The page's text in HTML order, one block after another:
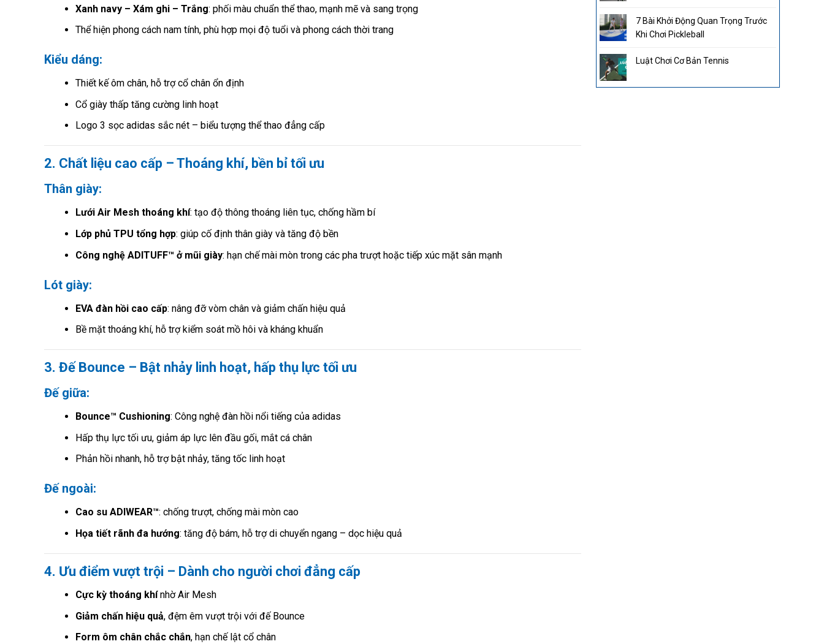
7 Bài Khởi Động Quan Trọng Trước
Khi Chơi Pickleball
Luật Chơi Cơ Bản Tennis
Xanh navy – Xám ghi – Trắng: phối màu chuẩn thể thao, mạnh mẽ và sang trọng
Thể hiện phong cách nam tính, phù hợp mọi độ tuổi và phong cách thời trang
Kiểu dáng:
Thiết kế ôm chân, hỗ trợ cổ chân ổn định
Cổ giày thấp tăng cường linh hoạt
Logo 3 sọc adidas sắc nét – biểu tượng thể thao đẳng cấp
2. Chất liệu cao cấp – Thoáng khí, bền bỉ tối ưu
Thân giày:
Lưới Air Mesh thoáng khí: tạo độ thông thoáng liên tục, chống hầm bí
Lớp phủ TPU tổng hợp: giúp cố định thân giày và tăng độ bền
Công nghệ ADITUFF™ ở mũi giày: hạn chế mài mòn trong các pha trượt hoặc tiếp xúc mặt sân mạnh
Lót giày:
EVA đàn hồi cao cấp: nâng đỡ vòm chân và giảm chấn hiệu quả
Bề mặt thoáng khí, hỗ trợ kiểm soát mồ hôi và kháng khuẩn
3. Đế Bounce – Bật nhảy linh hoạt, hấp thụ lực tối ưu
Đế giữa:
Bounce™ Cushioning: Công nghệ đàn hồi nổi tiếng của adidas
Hấp thụ lực tối ưu, giảm áp lực lên đầu gối, mắt cá chân
Phản hồi nhanh, hỗ trợ bật nhảy, tăng tốc linh hoạt
Đế ngoài:
Cao su ADIWEAR™: chống trượt, chống mài mòn cao
Họa tiết rãnh đa hướng: tăng độ bám, hỗ trợ di chuyển ngang – dọc hiệu quả
4. Ưu điểm vượt trội – Dành cho người chơi đẳng cấp
Cực kỳ thoáng khínhờ Air Mesh
Giảm chấn hiệu quả, đệm êm vượt trội với đế Bounce
Form ôm chân chắc chắn, hạn chế lật cổ chân